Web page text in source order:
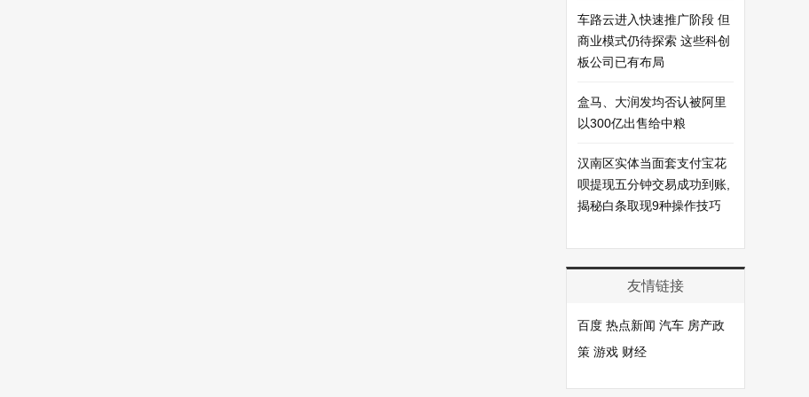
车路云进入快速推广阶段 但
商业模式仍待探索 这些科创
板公司已有布局
盒马、大润发均否认被阿里
以300亿出售给中粮
汉南区实体当面套支付宝花
呗提现五分钟交易成功到账,
揭秘白条取现9种操作技巧
友情链接
百度 热点新闻 汽车 房产政
策 游戏 财经